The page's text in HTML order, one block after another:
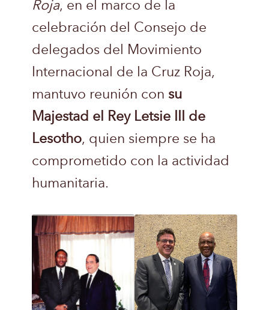
Roja, en el marco de la
celebración del Consejo de
delegados del Movimiento
Internacional de la Cruz Roja,
mantuvo reunión con su
Majestad el Rey Letsie III de
Lesotho, quien siempre se ha
comprometido con la actividad
humanitaria.